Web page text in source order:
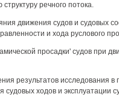
структуру речного потока.
движения судов и судовых
и хода руслового
просадки' судов при
результатов исследования в
судовых ходов и эксплуатации